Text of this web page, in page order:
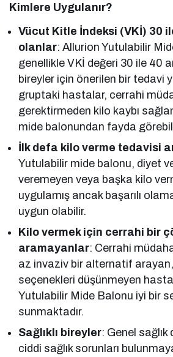
Kimlere Uygulanır?
Vücut Kitle İndeksi (VKİ) 30
olanlar: Allurion Yutulabilir
genellikle VKİ değeri 30 ile 40
bireyler için önerilen bir tedavi
gruptaki hastalar, cerrahi
gerektirmeden kilo kaybı
mide balonundan fayda
İlk defa kilo verme tedavisi
Yutulabilir mide balonu, diyet
veremeyen veya başka kilo
uygulamış ancak başarılı
uygun olabilir.
Kilo vermek için cerrahi bir
aramayanlar: Cerrahi
az invaziv bir alternatif
seçenekleri düşünmeyen
Yutulabilir Mide Balonu iyi bir
sunmaktadır.
Sağlıklı bireyler: Genel
ciddi sağlık sorunları